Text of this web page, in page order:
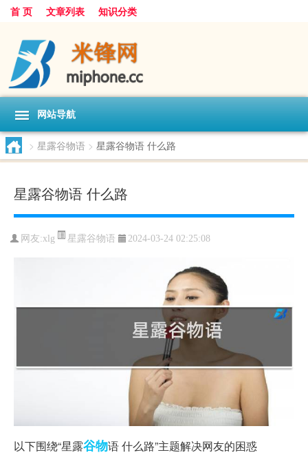
首 页 文章列表 知识分类
网站导航
> 星露谷物语 > 星露谷物语 什么路
星露谷物语 什么路
网友:xlg 星露谷物语 2024-03-24 02:25:08
以下围绕“星露谷物语 什么路”主题解决网友的困惑